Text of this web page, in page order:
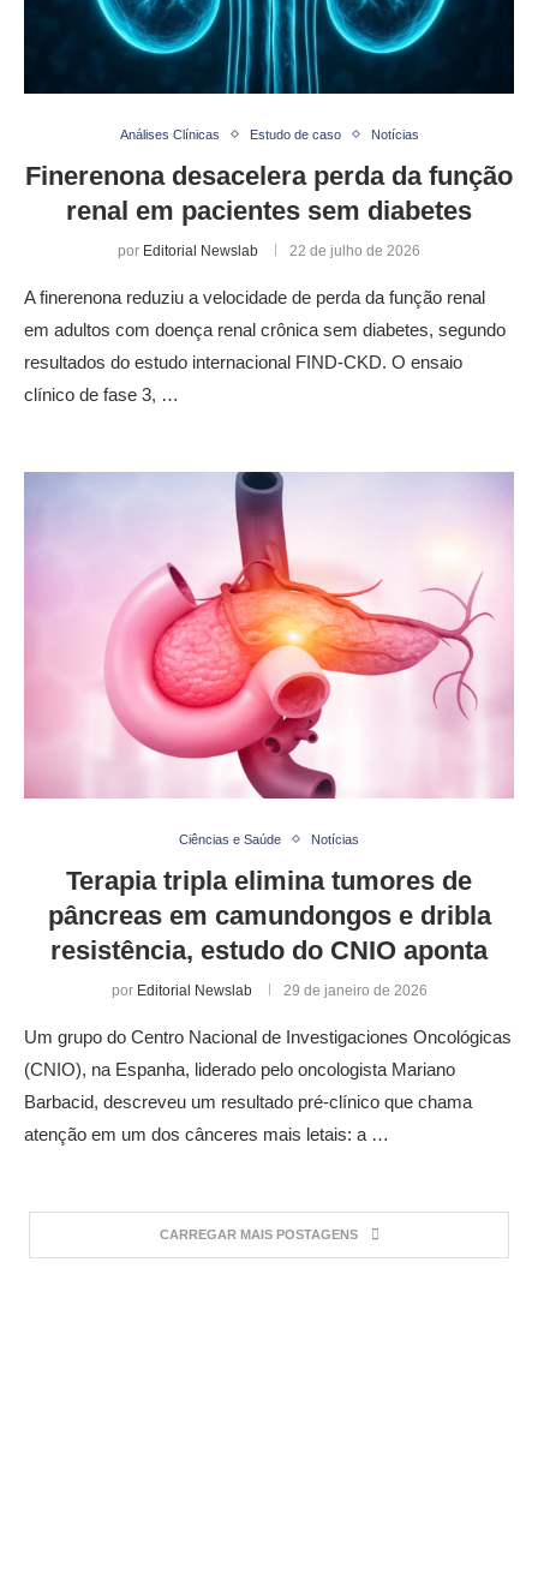
Análises Clínicas Estudo de caso Notícias
Finerenona desacelera perda da função
renal em pacientes sem diabetes
por Editorial Newslab 22 de julho de 2026
A finerenona reduziu a velocidade de perda da função renal
em adultos com doença renal crônica sem diabetes, segundo
resultados do estudo internacional FIND-CKD. O ensaio
clínico de fase 3, …
Ciências e Saúde Notícias
Terapia tripla elimina tumores de
pâncreas em camundongos e dribla
resistência, estudo do CNIO aponta
por Editorial Newslab 29 de janeiro de 2026
Um grupo do Centro Nacional de Investigaciones Oncológicas
(CNIO), na Espanha, liderado pelo oncologista Mariano
Barbacid, descreveu um resultado pré-clínico que chama
atenção em um dos cânceres mais letais: a …
CARREGAR MAIS POSTAGENS